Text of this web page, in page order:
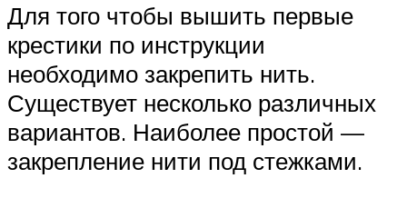
Для того чтобы вышить первые
крестики по инструкции
необходимо закрепить нить.
Существует несколько различных
вариантов. Наиболее простой —
закрепление нити под стежками.